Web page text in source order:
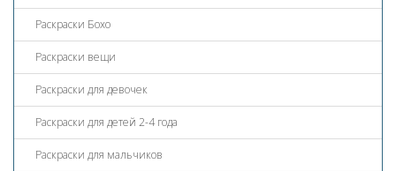
Раскраски Бохо
Раскраски вещи
Раскраски для девочек
Раскраски для детей 2-4 года
Раскраски для мальчиков